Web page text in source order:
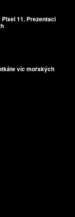
11. Prezentaci
víc mořských